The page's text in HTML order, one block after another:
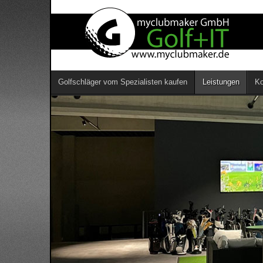
Golfschläger vom Spezialisten kaufen Leistungen